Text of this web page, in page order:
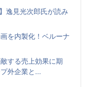
逸見光次郎氏が読み
を内製化！ベルーナ
する売上効果に期
外企業と...